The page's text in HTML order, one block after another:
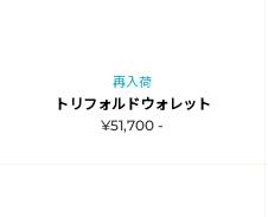
再入荷
トリフォルドウォレット
¥51,700 -